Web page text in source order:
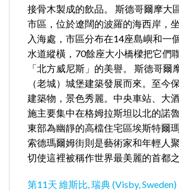
接骨木製成的飲品。 斯德哥爾摩大
市區，位於遼闊的波羅的海西岸，
入海處，市區分布在14座島嶼和一
水道縱橫，70餘座大小橋樑把它們
「北方威尼斯」的美譽。 斯德哥爾
（老城）城堡建築發展而來。至今
建築物，景色秀麗。中央車站、大
施主要集中在格姆拉斯坦以北的諾
東部為幽靜的高檔住宅區埃斯特爾
索德瑪爾姆街則是藝術家和年輕人
切使這裡被稱作世界最美麗的首都之
第11天 維斯比, 瑞典 (Visby, Sweden)